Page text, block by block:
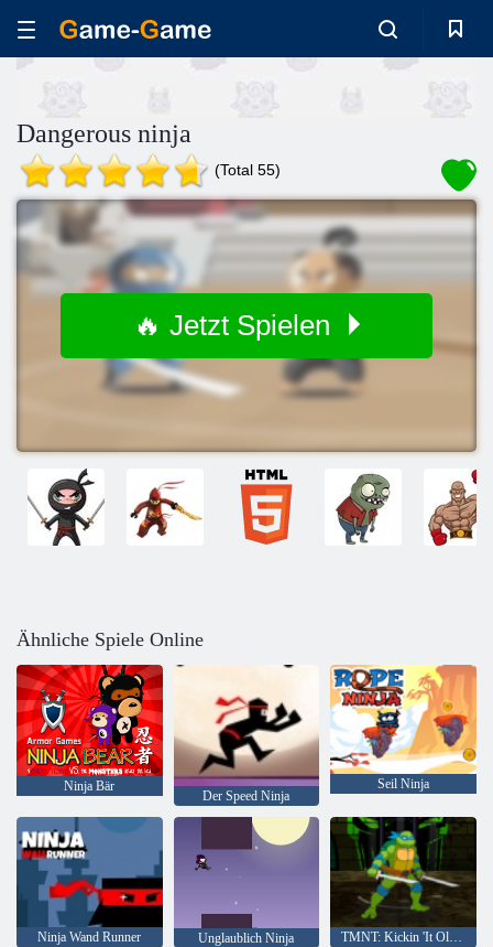
Dangerous ninja
(Total 55)
🔥 Jetzt Spielen
Ähnliche Spiele Online
Ninja Bär
Der Speed ​​Ninja
Seil Ninja
Ninja Wand Runner Unglaublich Ninja